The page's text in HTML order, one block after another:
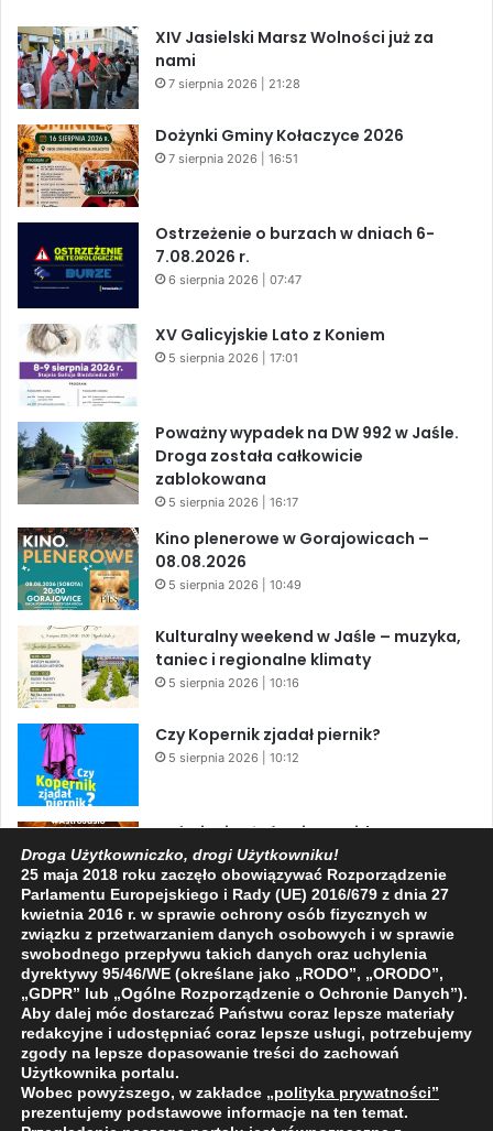
XIV Jasielski Marsz Wolności już za
nami
7 sierpnia 2026 | 21:28
Dożynki Gminy Kołaczyce 2026
7 sierpnia 2026 | 16:51
Ostrzeżenie o burzach w dniach 6-
7.08.2026 r.
6 sierpnia 2026 | 07:47
XV Galicyjskie Lato z Koniem
5 sierpnia 2026 | 17:01
Poważny wypadek na DW 992 w Jaśle.
Droga została całkowicie
zablokowana
5 sierpnia 2026 | 16:17
Kino plenerowe w Gorajowicach –
08.08.2026
5 sierpnia 2026 | 10:49
Kulturalny weekend w Jaśle – muzyka,
taniec i regionalne klimaty
5 sierpnia 2026 | 10:16
Czy Kopernik zjadał piernik?
5 sierpnia 2026 | 10:12
Zaćmienie Słońca i Perseidy. Dwa
niesamowite zjawiska astronomiczne
w ciągu jednego dnia!
3 sierpnia 2026 | 15:39
Facebook
X YouTube
2009 - 2026 © Wszelkie prawa zastrzeżone
Droga Użytkowniczko, drogi Użytkowniku!
25 maja 2018 roku zaczęło obowiązywać Rozporządzenie
Parlamentu Europejskiego i Rady (UE) 2016/679 z dnia 27
kwietnia 2016 r. w sprawie ochrony osób fizycznych w
związku z przetwarzaniem danych osobowych i w sprawie
swobodnego przepływu takich danych oraz uchylenia
dyrektywy 95/46/WE (określane jako „RODO”, „ORODO”,
„GDPR” lub „Ogólne Rozporządzenie o Ochronie Danych”).
Aby dalej móc dostarczać Państwu coraz lepsze materiały
redakcyjne i udostępniać coraz lepsze usługi, potrzebujemy
zgody na lepsze dopasowanie treści do zachowań
Użytkownika portalu.
Wobec powyższego, w zakładce „polityka prywatności”
prezentujemy podstawowe informacje na ten temat.